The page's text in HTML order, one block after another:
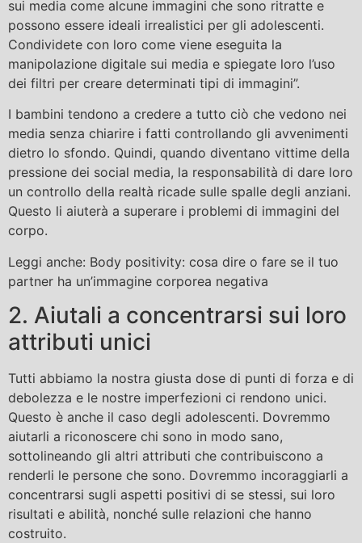
sui media come alcune immagini che sono ritratte e
possono essere ideali irrealistici per gli adolescenti.
Condividete con loro come viene eseguita la
manipolazione digitale sui media e spiegate loro l’uso
dei filtri per creare determinati tipi di immagini”.
I bambini tendono a credere a tutto ciò che vedono nei
media senza chiarire i fatti controllando gli avvenimenti
dietro lo sfondo. Quindi, quando diventano vittime della
pressione dei social media, la responsabilità di dare loro
un controllo della realtà ricade sulle spalle degli anziani.
Questo li aiuterà a superare i problemi di immagini del
corpo.
Leggi anche: Body positivity: cosa dire o fare se il tuo
partner ha un’immagine corporea negativa
2. Aiutali a concentrarsi sui loro
attributi unici
Tutti abbiamo la nostra giusta dose di punti di forza e di
debolezza e le nostre imperfezioni ci rendono unici.
Questo è anche il caso degli adolescenti. Dovremmo
aiutarli a riconoscere chi sono in modo sano,
sottolineando gli altri attributi che contribuiscono a
renderli le persone che sono. Dovremmo incoraggiarli a
concentrarsi sugli aspetti positivi di se stessi, sui loro
risultati e abilità, nonché sulle relazioni che hanno
costruito.